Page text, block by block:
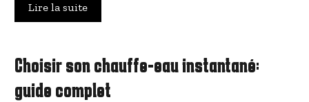
Lire la suite
Choisir son chauffe-eau instantané:
guide complet